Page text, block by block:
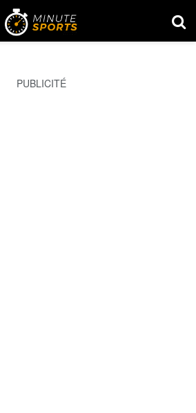
PUBLICITÉ